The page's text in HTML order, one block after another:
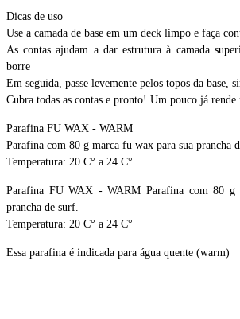
Dicas de uso
Use a camada de base em um deck limpo e faça
As contas ajudam a dar estrutura à camada
borre
Em seguida, passe levemente pelos topos da
Cubra todas as contas e pronto! Um pouco já rende
Parafina FU WAX - WARM
Parafina com 80 g marca fu wax para sua prancha
Temperatura: 20 C° a 24 C°
Parafina FU WAX - WARM Parafina com 80 g
prancha de surf.
Temperatura: 20 C° a 24 C°
Essa parafina é indicada para água quente (warm)